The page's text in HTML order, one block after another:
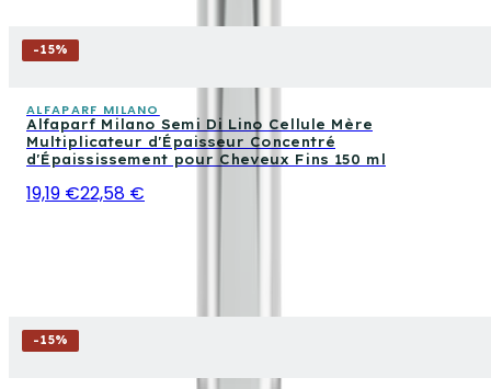
-15%
ALFAPARF MILANO
Alfaparf Milano Semi Di Lino Cellule Mère
Multiplicateur d'Épaisseur Concentré
d'Épaississement pour Cheveux Fins 150 ml
19,19 €22,58 €
-15%